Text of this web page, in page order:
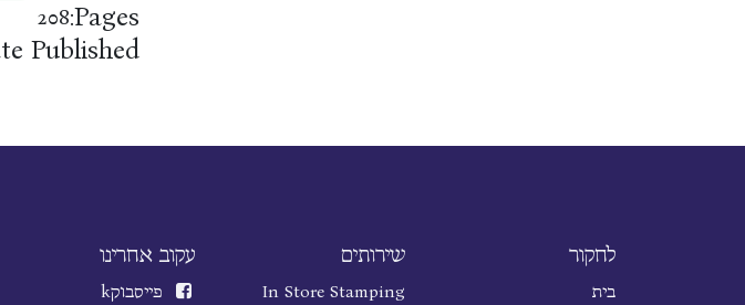
Pages:
208
Published:
לחקור
בית
שירותים
In Store Stamping
עקוב אחרינו
פייסבוקk